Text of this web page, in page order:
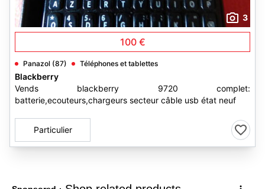
3
100 €
Panazol (87) Téléphones et tablettes
Blackberry
Vends blackberry 9720 complet:
batterie,ecouteurs,chargeurs secteur câble usb état neuf
Particulier